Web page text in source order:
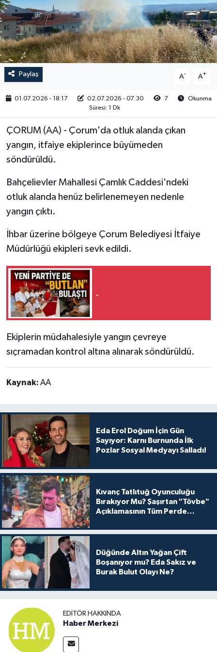
Paylaş A- A+
01.07.2026 - 18:17 02.07.2026 - 07:30 7
Okunma
Süresi: 1 Dk
ÇORUM (AA) - Çorum'da otluk alanda çıkan
yangın, itfaiye ekiplerince büyümeden
söndürüldü.
Bahçelievler Mahallesi Çamlık Caddesi'ndeki
otluk alanda henüz belirlenemeyen nedenle
yangın çıktı.
İhbar üzerine bölgeye Çorum Belediyesi İtfaiye
Müdürlüğü ekipleri sevk edildi.
.
Ekiplerin müdahalesiyle yangın çevreye
sıçramadan kontrol altına alınarak söndürüldü.
Kaynak: AA
Eda Erol Doğum İçin Gün
Sayıyor: Karnı Burnunda İlk
Pozlar Sosyal Medyayı Salladı!
Kıvanç Tatlıtuğ Oyunculuğu
Bırakıyor Mu? Şaşırtan "Tövbe"
Açıklamasının Tüm Perde
Düğünde Altın Yağan Çift
Boşanıyor mu? Eda Sakız ve
Burak Bulut Olayı Ne?
EDITÖR HAKKINDA
Haber Merkezi
RESMİ İLAN